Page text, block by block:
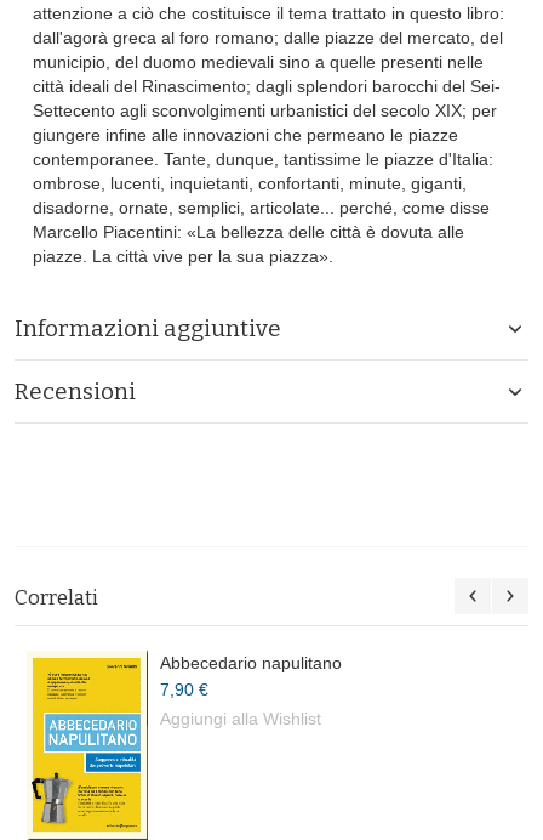
Correlati
Abbecedario napulitano
7,90 €
Aggiungi alla Wishlist
attenzione a ciò che costituisce il tema trattato in questo libro:
dall'agorà greca al foro romano; dalle piazze del mercato, del
municipio, del duomo medievali sino a quelle presenti nelle
città ideali del Rinascimento; dagli splendori barocchi del Sei-
Settecento agli sconvolgimenti urbanistici del secolo XIX; per
giungere infine alle innovazioni che permeano le piazze
contemporanee. Tante, dunque, tantissime le piazze d'Italia:
ombrose, lucenti, inquietanti, confortanti, minute, giganti,
disadorne, ornate, semplici, articolate... perché, come disse
Marcello Piacentini: «La bellezza delle città è dovuta alle
piazze. La città vive per la sua piazza».
Informazioni aggiuntive
Recensioni